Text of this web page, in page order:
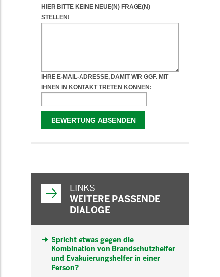
LINKS
WEITERE PASSENDE
DIALOGE
Spricht etwas gegen die
Kombination von Brandschutzhelfer
und Evakuierungshelfer in einer
Person?